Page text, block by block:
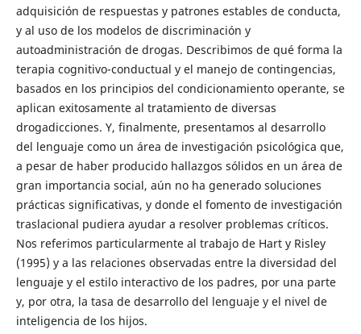
adquisición de respuestas y patrones estables de conducta,
y al uso de los modelos de discriminación y
autoadministración de drogas. Describimos de qué forma la
terapia cognitivo-conductual y el manejo de contingencias,
basados en los principios del condicionamiento operante, se
aplican exitosamente al tratamiento de diversas
drogadicciones. Y, finalmente, presentamos al desarrollo
del lenguaje como un área de investigación psicológica que,
a pesar de haber producido hallazgos sólidos en un área de
gran importancia social, aún no ha generado soluciones
prácticas significativas, y donde el fomento de investigación
traslacional pudiera ayudar a resolver problemas críticos.
Nos referimos particularmente al trabajo de Hart y Risley
(1995) y a las relaciones observadas entre la diversidad del
lenguaje y el estilo interactivo de los padres, por una parte
y, por otra, la tasa de desarrollo del lenguaje y el nivel de
inteligencia de los hijos.